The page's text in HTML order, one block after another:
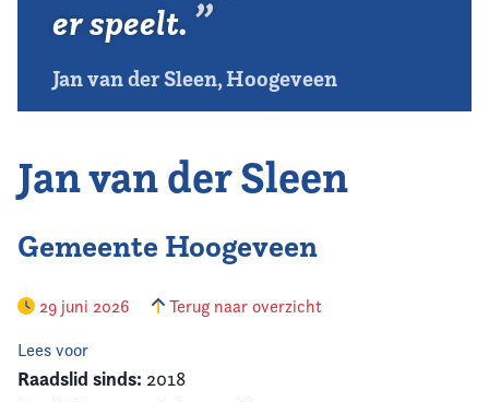
er speelt.
Jan van der Sleen, Hoogeveen
Jan van der Sleen
Gemeente Hoogeveen
29 juni 2026 Terug naar overzicht
Lees voor
Raadslid sinds: 2018